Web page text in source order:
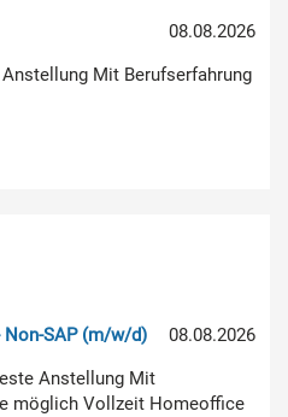
08.08.2026
Mit Berufserfahrung
08.08.2026
Non-SAP (m/w/d)
Anstellung Mit
möglich Vollzeit Homeoffice